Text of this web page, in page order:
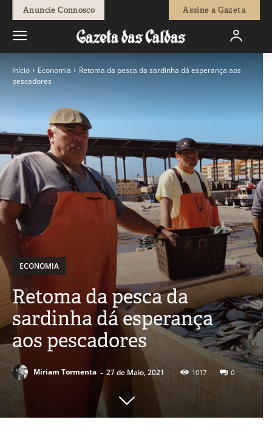
Anuncie Connosco Assine a Gazeta
Início Economia
Retoma da pesca da sardinha dá esperança aos
pescadores
ECONOMIA
Retoma da pesca da
sardinha dá esperança
aos pescadores
Miriam Tormenta - 27 de Maio, 2021 1017 0